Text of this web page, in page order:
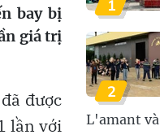
bay bị
giá trị
được
lần với
1
2
L'amant